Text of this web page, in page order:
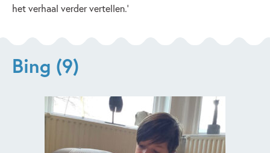
het verhaal verder vertellen.’
Bing (9)